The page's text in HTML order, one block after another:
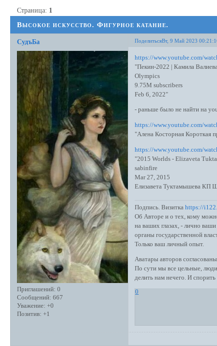
Высокое искусство. Фигурное катание.
Страница: 1
ПоделитьсяВт, 9 Май 2023
СудъБа
Приглашений: 0
Сообщений: 667
Уважение: +0
Позитив: +1
https://www.youtube.com/
"Пекин-2022 | Камила
Olympics
9.75M subscribers
Feb 6, 2022"
- раньше было не найти на
https://www.youtube.com/
"Алена Косторная
https://www.youtube.com/
"2015 Worlds - Elizaveta
sabinfire
Mar 27, 2015
Елизавета Туктамышева КП
Подпись. Визиткаhttps://
Об Авторе и о тех, кому
на ваших глазах, - лично
органы государственной
Только ваш личный опыт.
Аватары авторов
По сути мы все цельные, люди
делить нам нечего. И
0